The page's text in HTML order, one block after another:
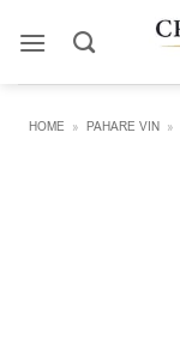
HOME » PAHARE VIN »